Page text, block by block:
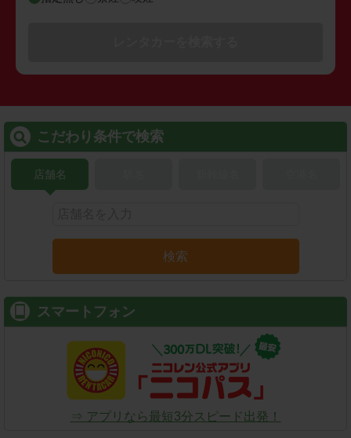
こだわり条件で検索
店舗名
検索
スマートフォン
⇒ アプリなら最短3分スピード出発！